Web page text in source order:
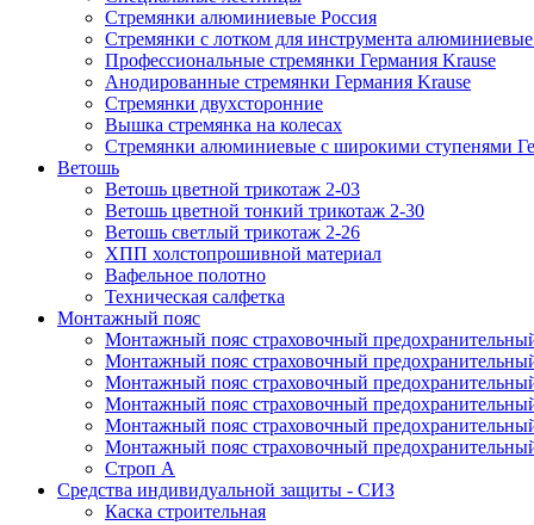
Стремянки алюминиевые Россия
Стремянки c лотком для инструмента
Профессиональные стремянки Германия Krause
Анодированные стремянки Германия Krause
Стремянки двухсторонние
Вышка стремянка на колесах
Стремянки алюминиевые c широкими ступенями
Ветошь
Ветошь цветной трикотаж 2-03
Ветошь цветной тонкий трикотаж 2-30
Ветошь светлый трикотаж 2-26
ХПП холстопрошивной материал
Вафельное полотно
Техническая салфетка
Монтажный пояс
Монтажный пояс страховочный
Монтажный пояс страховочный
Монтажный пояс страховочный
Монтажный пояс страховочный
Монтажный пояс страховочный
Монтажный пояс страховочный
Строп А
Средства индивидуальной защиты - СИЗ
Каска строительная